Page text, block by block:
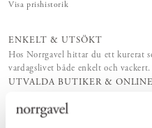
Visa prishistorik
ENKELT & UTSÖKT
Hos Norrgavel hittar du ett kurerat
vardagslivet både enkelt och vackert.
UTVALDA BUTIKER & ONLINE
online.